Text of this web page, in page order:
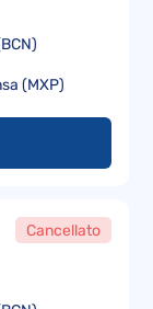
(MXP)
Cancellato